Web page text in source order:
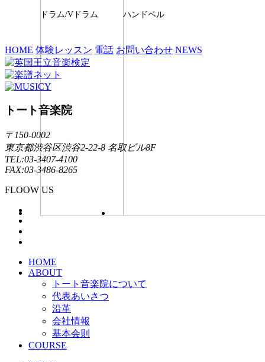
ドラム/Vドラム ハンドベル
HOME 体験レッスン 電話 お問い合わせ NEWS
トート音楽院
〒150-0002
東京都渋谷区渋谷2-22-8 名取ビル8F
TEL:03-3407-4100
FAX:03-3486-8265
FLOOW US
HOME
ABOUT
トート音楽院について
代表あいさつ
沿革
会社情報
基本会則
COURSE